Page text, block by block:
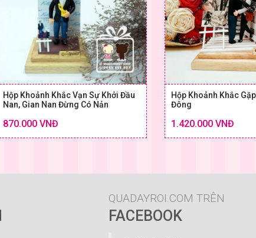
Hộp Khoảnh Khắc Vạn Sự Khởi Đầu
Nan, Gian Nan Đừng Có Nản
870.000 VNĐ
Hộp Khoảnh Khắc
Đông
1.420.000 VNĐ
QUADAYROI.COM TRÊN
FACEBOOK